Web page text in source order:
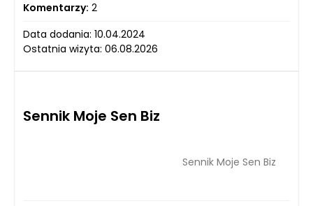
Komentarzy: 2
Data dodania: 10.04.2024
Ostatnia wizyta: 06.08.2026
Sennik Moje Sen Biz
Sennik Moje Sen Biz